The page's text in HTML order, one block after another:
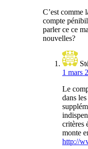
C’est comme
compte
parler ce ce
nouvelles?
1 mars
Le
dans
critères
monte
http://